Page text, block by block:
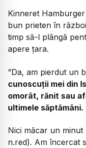
Kinneret
bun prieten în
timp să-l plângă
apere țara.
”Da, am pierdut un
cunoscuții mei din
omorât, rănit sau
ultimele săptămâni.
Nici măcar un
n.red). Am încercat